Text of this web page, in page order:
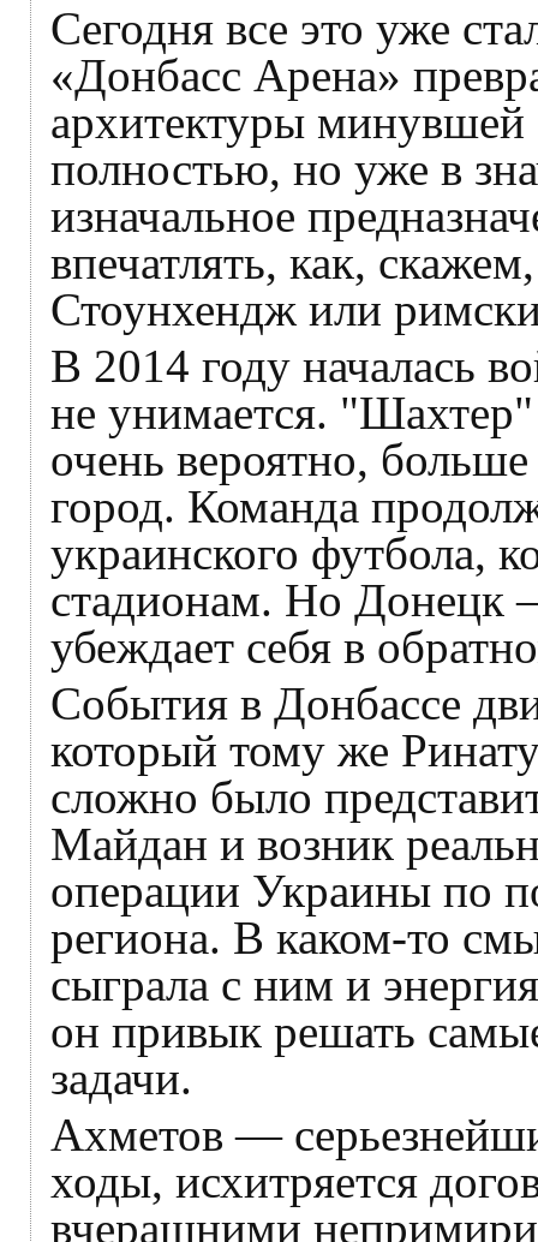
Сегодня все это уже
«Донбасс Арена»
архитектуры минувшей
полностью, но уже в
изначальное
впечатлять, как,
Стоунхендж или
В 2014 году началась
не унимается.
очень вероятно, больше
город. Команда
украинского футбола,
стадионам. Но Донецк
убеждает себя в
События в Донбассе
который тому же
сложно было
Майдан и возник
операции Украины по
региона. В каком-то
сыграла с ним и
он привык решать
задачи.
Ахметов —
ходы, исхитряется
вчерашними